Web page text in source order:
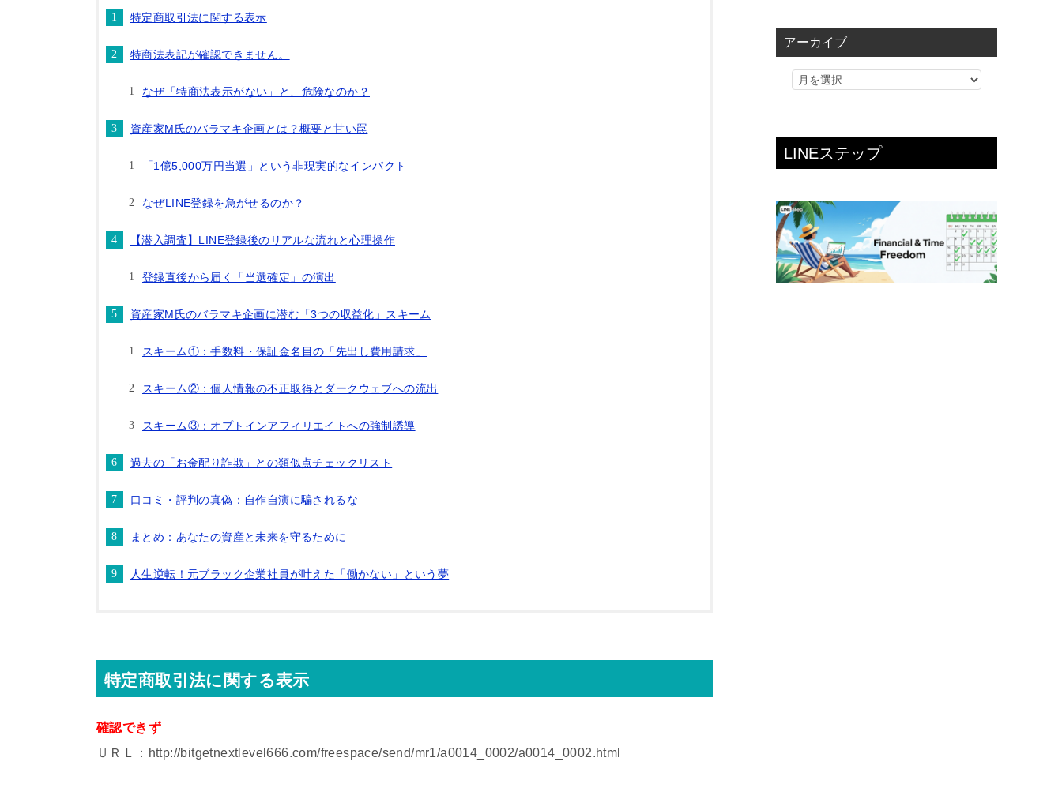
特定商取引法に関する表示
特商法表記が確認できません。
なぜ「特商法表示がない」と、危険なのか？
資産家M氏のバラマキ企画とは？概要と甘い罠
「1億5,000万円当選」という非現実的なインパクト
なぜLINE登録を急がせるのか？
【潜入調査】LINE登録後のリアルな流れと心理操作
登録直後から届く「当選確定」の演出
資産家M氏のバラマキ企画に潜む「3つの収益化」スキーム
スキーム①：手数料・保証金名目の「先出し費用請求」
スキーム②：個人情報の不正取得とダークウェブへの流出
スキーム③：オプトインアフィリエイトへの強制誘導
過去の「お金配り詐欺」との類似点チェックリスト
口コミ・評判の真偽：自作自演に騙されるな
まとめ：あなたの資産と未来を守るために
人生逆転！元ブラック企業社員が叶えた「働かない」という夢
特定商取引法に関する表示
確認できず
ＵＲＬ：http://bitgetnextlevel666.com/freespace/send/mr1/a0014_0002/a0014_0002.html
リ
アーカイブ
LINEステップ